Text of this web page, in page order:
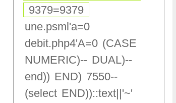
9379=9379
une.psml'a=0
debit.php4'A=0 (CASE
NUMERIC)-- DUAL)--
end)) END) 7550--
(select END))::text||'~'